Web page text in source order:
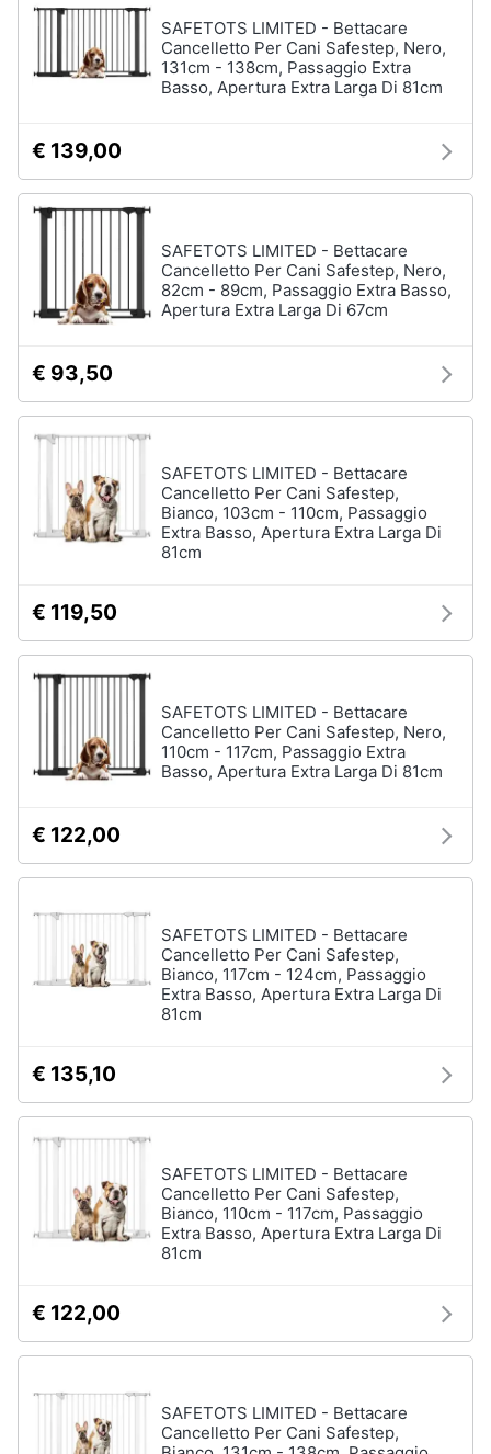
igiene
Beauty
Giocattoli
Prima
Fotografia
Abbigliamento
Animali
Libri,
cd
Festività
Promozioni
Servizi
Assistenza
Esci
SAFETOTS LIMITED - Bettacare
Cancelletto Per Cani Safestep, Nero,
131cm - 138cm, Passaggio Extra
Basso, Apertura Extra Larga Di 81cm
€ 139,00
SAFETOTS LIMITED - Bettacare
Cancelletto Per Cani Safestep, Nero,
82cm - 89cm, Passaggio Extra Basso,
Apertura Extra Larga Di 67cm
€ 93,50
SAFETOTS LIMITED - Bettacare
Cancelletto Per Cani Safestep,
Bianco, 103cm - 110cm, Passaggio
Extra Basso, Apertura Extra Larga Di
81cm
€ 119,50
SAFETOTS LIMITED - Bettacare
Cancelletto Per Cani Safestep, Nero,
110cm - 117cm, Passaggio Extra
Basso, Apertura Extra Larga Di 81cm
€ 122,00
SAFETOTS LIMITED - Bettacare
Cancelletto Per Cani Safestep,
Bianco, 117cm - 124cm, Passaggio
Extra Basso, Apertura Extra Larga Di
81cm
€ 135,10
SAFETOTS LIMITED - Bettacare
Cancelletto Per Cani Safestep,
Bianco, 110cm - 117cm, Passaggio
Extra Basso, Apertura Extra Larga Di
81cm
€ 122,00
SAFETOTS LIMITED - Bettacare
Cancelletto Per Cani Safestep,